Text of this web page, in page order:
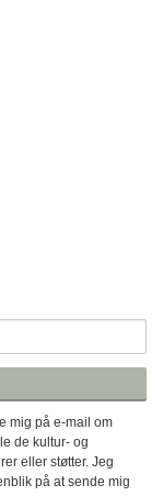
mig på e-mail om
de kultur- og
eller støtter. Jeg
på at sende mig